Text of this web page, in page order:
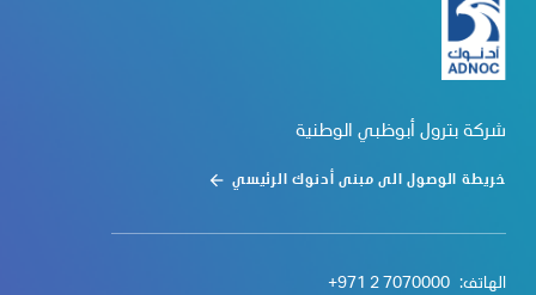
شركة بترول أبوظبي الوطنية
خريطة الوصول الى مبنى أدنوك الرئيسي
الهاتف: +971 2 7070000